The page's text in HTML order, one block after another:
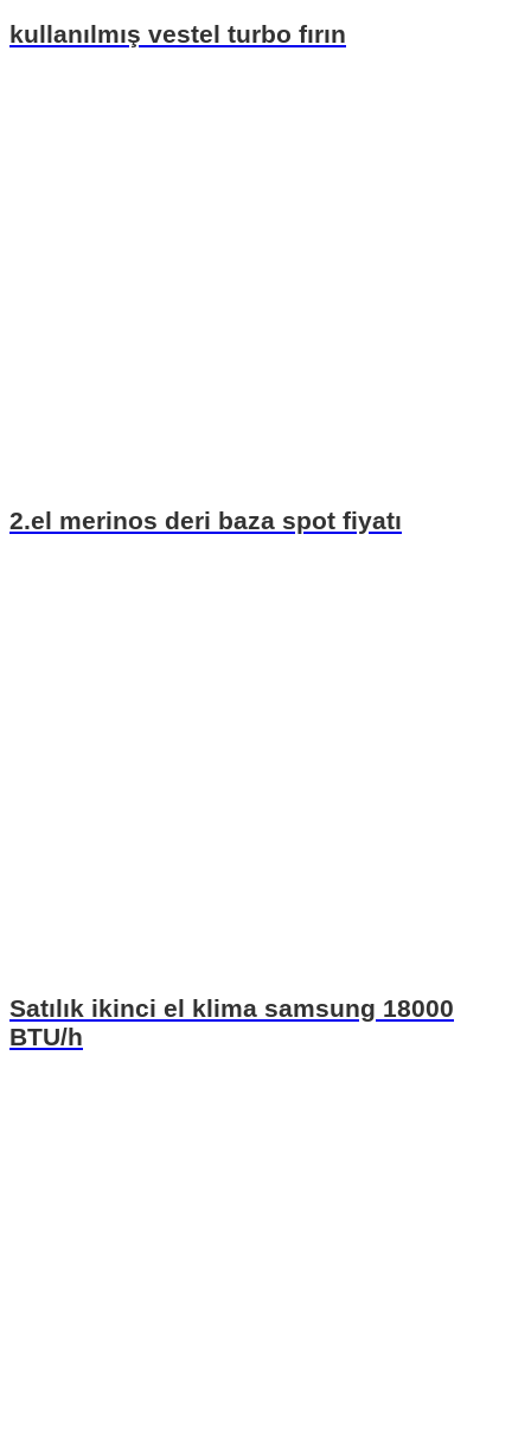
kullanılmış vestel turbo fırın
2.el merinos deri baza spot fiyatı
Satılık ikinci el klima samsung 18000
BTU/h